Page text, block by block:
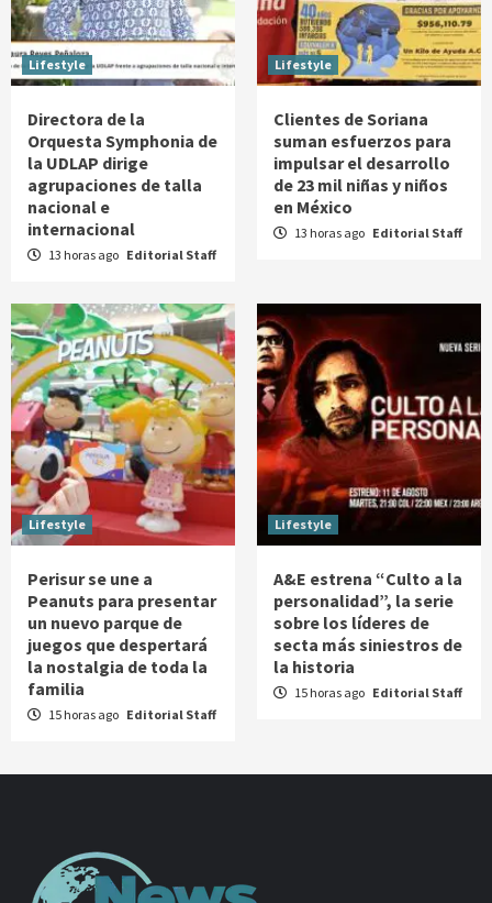
Lifestyle
Directora de la
Orquesta Symphonia de
la UDLAP dirige
agrupaciones de talla
nacional e
internacional
13 horas ago Editorial Staff
Lifestyle
Clientes de Soriana
suman esfuerzos para
impulsar el desarrollo
de 23 mil niñas y niños
en México
13 horas ago Editorial Staff
Lifestyle
Perisur se une a
Peanuts para presentar
un nuevo parque de
juegos que despertará
la nostalgia de toda la
familia
15 horas ago Editorial Staff
Lifestyle
A&E estrena “Culto a la
personalidad”, la serie
sobre los líderes de
secta más siniestros de
la historia
15 horas ago Editorial Staff